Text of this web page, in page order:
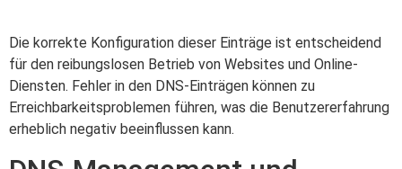
Die korrekte Konfiguration dieser Einträge ist entscheidend
für den reibungslosen Betrieb von Websites und Online-
Diensten. Fehler in den DNS-Einträgen können zu
Erreichbarkeitsproblemen führen, was die Benutzererfahrung
erheblich negativ beeinflussen kann.